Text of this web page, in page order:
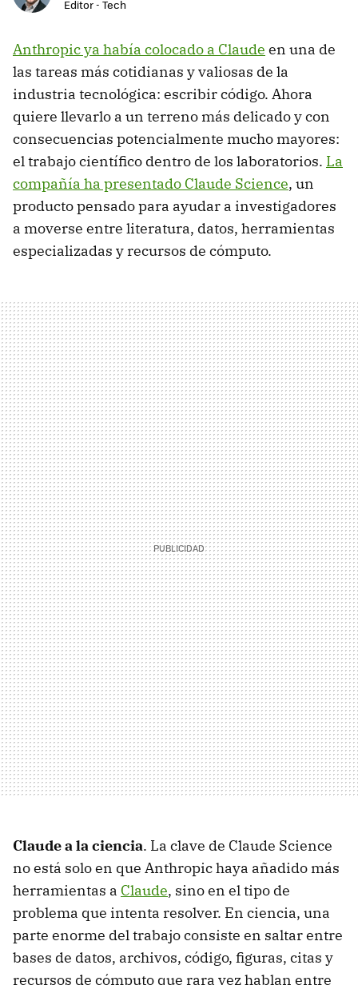
Editor - Tech
Anthropic ya había colocado a Claude en una de
las tareas más cotidianas y valiosas de la
industria tecnológica: escribir código. Ahora
quiere llevarlo a un terreno más delicado y con
consecuencias potencialmente mucho mayores:
el trabajo científico dentro de los laboratorios. La
compañía ha presentado Claude Science, un
producto pensado para ayudar a investigadores
a moverse entre literatura, datos, herramientas
especializadas y recursos de cómputo.
Claude a la ciencia. La clave de Claude Science
no está solo en que Anthropic haya añadido más
herramientas a Claude, sino en el tipo de
problema que intenta resolver. En ciencia, una
parte enorme del trabajo consiste en saltar entre
bases de datos, archivos, código, figuras, citas y
recursos de cómputo que rara vez hablan entre